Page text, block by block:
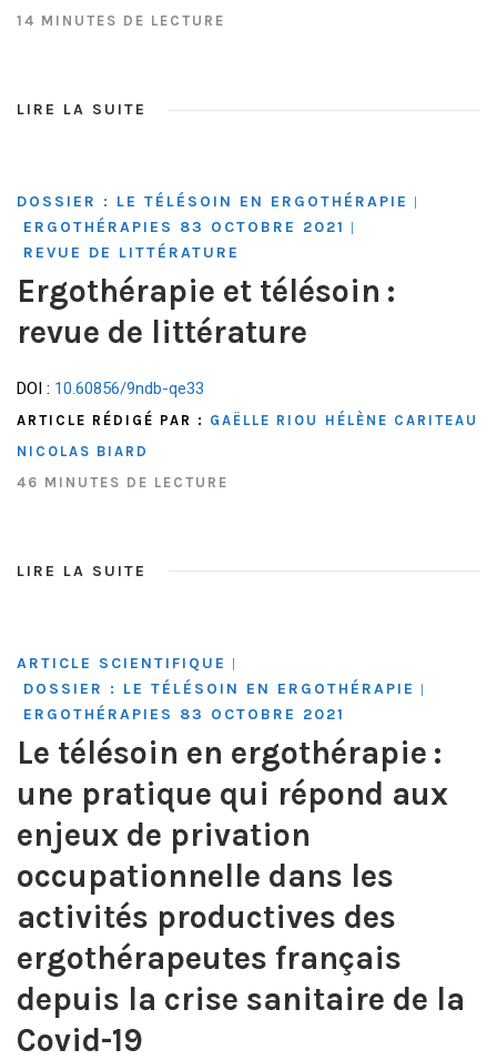
14 MINUTES DE LECTURE
LIRE LA SUITE
DOSSIER : LE TÉLÉSOIN EN ERGOTHÉRAPIE
ERGOTHÉRAPIES 83 OCTOBRE 2021
REVUE DE LITTÉRATURE
Ergothérapie et télésoin :
revue de littérature
DOI : 10.60856/9ndb-qe33
ARTICLE RÉDIGÉ PAR : GAËLLE RIOU
HÉLÈNE CARITEAU
NICOLAS BIARD
46 MINUTES DE LECTURE
LIRE LA SUITE
ARTICLE SCIENTIFIQUE |
DOSSIER : LE TÉLÉSOIN EN ERGOTHÉRAPIE |
ERGOTHÉRAPIES 83 OCTOBRE 2021
Le télésoin en ergothérapie :
une pratique qui répond aux
enjeux de privation
occupationnelle dans les
activités productives des
ergothérapeutes français
depuis la crise sanitaire de la
Covid-19